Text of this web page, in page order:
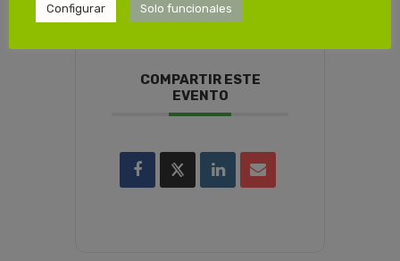
COMPARTIR ESTE
EVENTO
Configurar Solo funcionales